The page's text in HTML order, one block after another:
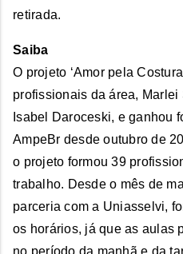
retirada.
Saiba
O projeto ‘Amor pela
profissionais da área,
Isabel Daroceski, e ganhou
AmpeBr desde outubro de
o projeto formou 39
trabalho. Desde o mês de
parceria com a Uniasselvi,
os horários, já que as aulas
no período da manhã e da